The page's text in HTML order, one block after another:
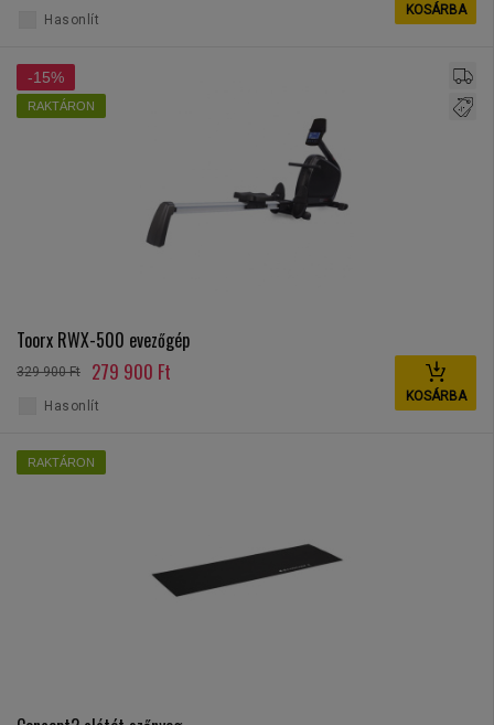
KOSÁRBA
Hasonlít
-15%
RAKTÁRON
Toorx RWX-500 evezőgép
329 900 Ft 279 900 Ft
KOSÁRBA
Hasonlít
RAKTÁRON